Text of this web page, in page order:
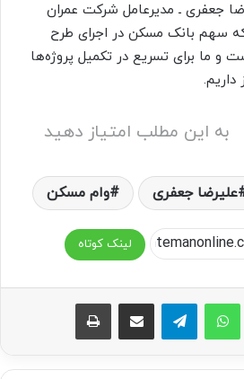
جعفری ـ مدیرعامل شرکت عمران
سهم بانک مسکن در اجرای طرح
و ما برای تسریع در تکمیل پروژه‌ها
به این مطلب امتیاز دهید
علیرضا جعفری وام مسکن
لینک کوتاه
واتس آپ تلگرام اشتراک گذاری از طریق ایمیل چاپ